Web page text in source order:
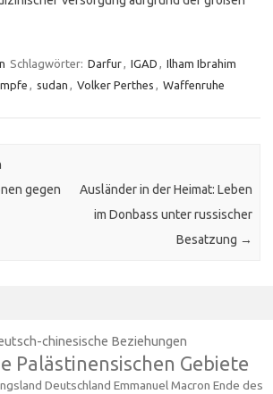
Schlagwörter: Darfur, IGAD , Ilham Ibrahim
, sudan , Volker Perthes , Waffenruhe
gegen
Ausländer in der Heimat: Leben
im Donbass unter russischer
Besatzung →
chinesische Beziehungen
Palästinensischen Gebiete
Deutschland Emmanuel Macron Ende des